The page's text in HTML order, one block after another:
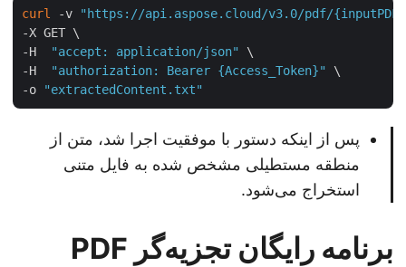
curl -v "https://api.aspose.cloud/v3.0/pdf/{inputPDF}/
-X GET \
-H "accept: application/json" \
-H "authorization: Bearer {Access_Token}" \
-o "extractedContent.txt"
پس از اینکه دستور با موفقیت اجرا شد، متن از
منطقه مستطیلی مشخص شده به فایل متنی
استخراج می‌شود.
برنامه رایگان تجزیه‌گر PDF